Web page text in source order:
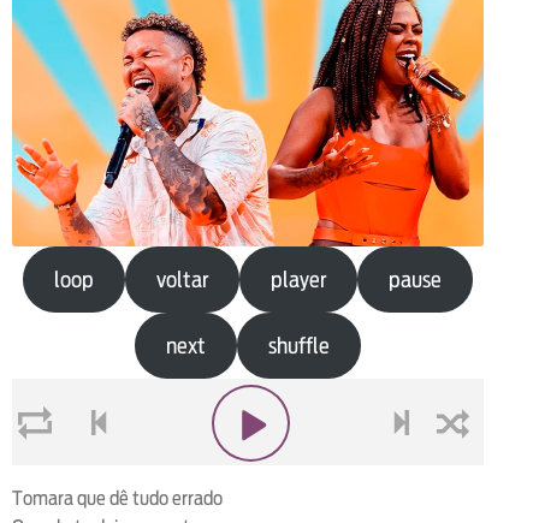
loop voltar player pause
next shuffle
Tomara que dê tudo errado